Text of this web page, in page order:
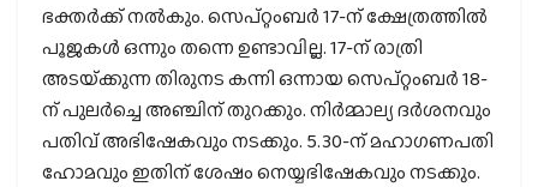
ഭക്തര്‍ക്ക് നല്‍കും. സെപ്റ്റംബര്‍ 17-ന് ക്ഷേത്രത്തില്‍
പൂജകള്‍ ഒന്നും തന്നെ ഉണ്ടാവില്ല. 17-ന് രാത്രി
അടയ്‌ക്കുന്ന തിരുനട കന്നി ഒന്നായ സെപ്റ്റംബര്‍ 18-
ന് പുലര്‍ച്ചെ അഞ്ചിന് തുറക്കും. നിര്‍മ്മാല്യ ദര്‍ശനവും
പതിവ് അഭിഷേകവും നടക്കും. 5.30-ന് മഹാഗണപതി
ഹോമവും ഇതിന് ശേഷം നെയ്യഭിഷേകവും നടക്കും.